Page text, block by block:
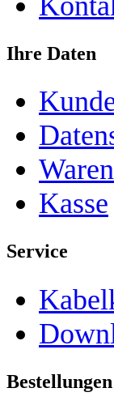
Ihre Daten
Kasse
Service
Bestellungen